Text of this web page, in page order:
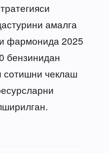
амалга
фармонида 2025
бензинидан
чеклаш